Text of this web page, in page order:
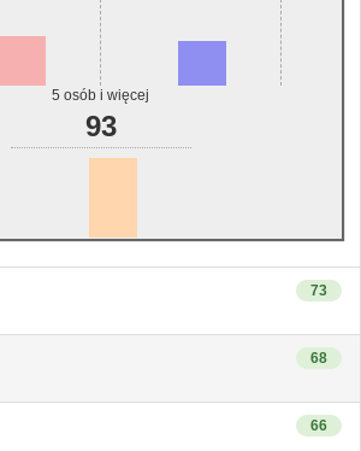
5 osób i więcej
93
73
68
66